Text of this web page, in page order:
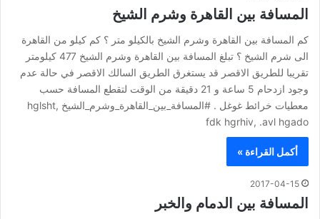
المسافة بين القاهرة وشرم الشيخ
كم المسافة بين القاهرة وشرم الشيخ بالكيلو متر ؟ كم كيلو من القاهرة
الى شرم الشيخ ؟ تبلغ المسافة بين القاهرة وشرم الشيخ 477 كيلومتر
تقريبا للطريق الاقصر قد يستغرق الطريق السالك الاقصر في حالة عدم
وجود ازدحام 5 ساعة و 21 دقيقة من الوقت لتقطع المسافة حسب
معطيات خرائط غوغل . #المسافة_بين_القاهرة_وشرم_الشيخ hglsht,
fdk hgrhiv, .avl hgado
أكمل القراءة »
2017-04-15
المسافة بين الدمام والخبر